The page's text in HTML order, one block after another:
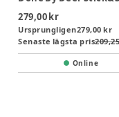
279,00 kr
Ursprungligen279,00 kr
Senaste lägsta pris
Online